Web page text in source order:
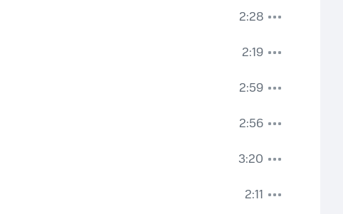
2:28
2:19
2:59
2:56
3:20
2:11